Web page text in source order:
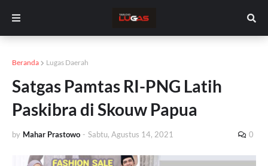
Beranda Lugas Daerah
Satgas Pamtas RI-PNG Latih
Paskibra di Skouw Papua
by Mahar Prastowo - Sabtu, Agustus 14, 2021 0